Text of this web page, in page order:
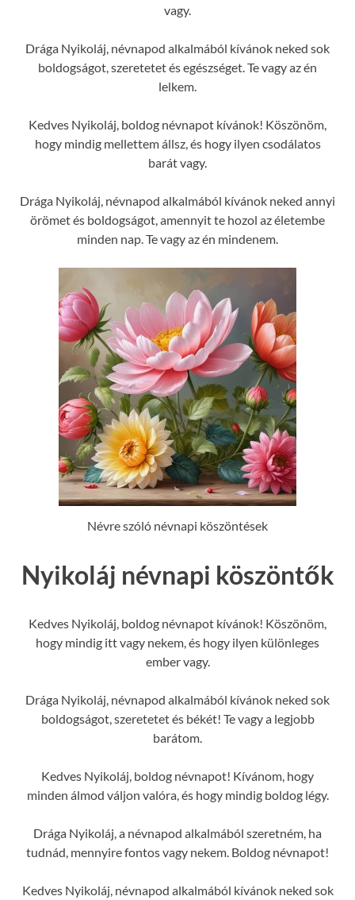
vagy.
Drága Nyikoláj, névnapod alkalmából kívánok neked sok
boldogságot, szeretetet és egészséget. Te vagy az én
lelkem.
Kedves Nyikoláj, boldog névnapot kívánok! Köszönöm,
hogy mindig mellettem állsz, és hogy ilyen csodálatos
barát vagy.
Drága Nyikoláj, névnapod alkalmából kívánok neked annyi
örömet és boldogságot, amennyit te hozol az életembe
minden nap. Te vagy az én mindenem.
Névre szóló névnapi köszöntések
Nyikoláj névnapi köszöntők
Kedves Nyikoláj, boldog névnapot kívánok! Köszönöm,
hogy mindig itt vagy nekem, és hogy ilyen különleges
ember vagy.
Drága Nyikoláj, névnapod alkalmából kívánok neked sok
boldogságot, szeretetet és békét! Te vagy a legjobb
barátom.
Kedves Nyikoláj, boldog névnapot! Kívánom, hogy
minden álmod váljon valóra, és hogy mindig boldog légy.
Drága Nyikoláj, a névnapod alkalmából szeretném, ha
tudnád, mennyire fontos vagy nekem. Boldog névnapot!
Kedves Nyikoláj, névnapod alkalmából kívánok neked sok